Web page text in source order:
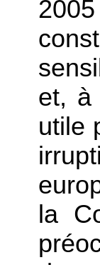
et, à
utile
la